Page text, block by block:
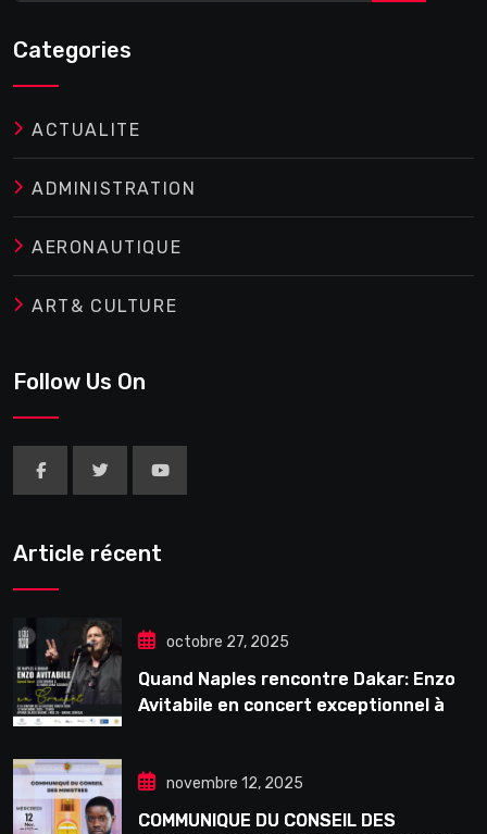
Categories
ACTUALITE
ADMINISTRATION
AERONAUTIQUE
ART& CULTURE
Follow Us On
Article récent
octobre 27, 2025
Quand Naples rencontre Dakar: Enzo
Avitabile en concert exceptionnel à
novembre 12, 2025
COMMUNIQUE DU CONSEIL DES